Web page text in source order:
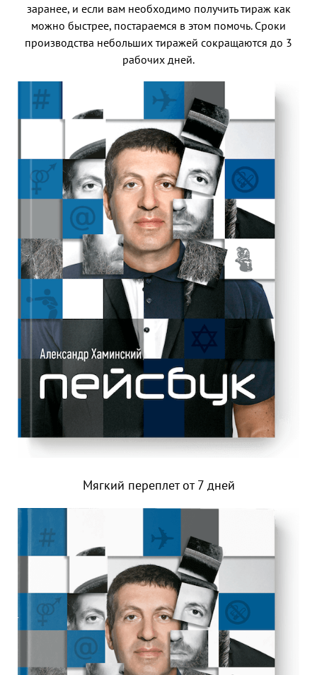
заранее, и если вам необходимо получить тираж как
можно быстрее, постараемся в этом помочь. Сроки
производства небольших тиражей сокращаются до 3
рабочих дней.
Мягкий переплет от 7 дней